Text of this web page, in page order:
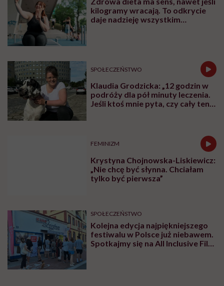
kilogramy wracają. To odkrycie
daje nadzieję wszystkim
SPOŁECZEŃSTWO
Klaudia Grodzicka: „12 godzin w
podróży dla pół minuty leczenia.
Jeśli ktoś mnie pyta, czy cały ten
FEMINIZM
Krystyna Chojnowska-Liskiewicz:
„Nie chcę być słynna. Chciałam
tylko być pierwsza”
SPOŁECZEŃSTWO
Kolejna edycja najpiękniejszego
festiwalu w Polsce już niebawem.
Spotkajmy się na All Inclusive Film